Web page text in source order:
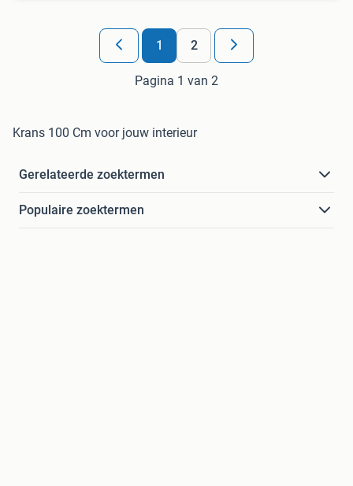
1 2
Pagina 1 van 2
Krans 100 Cm voor jouw interieur
Gerelateerde zoektermen
Populaire zoektermen